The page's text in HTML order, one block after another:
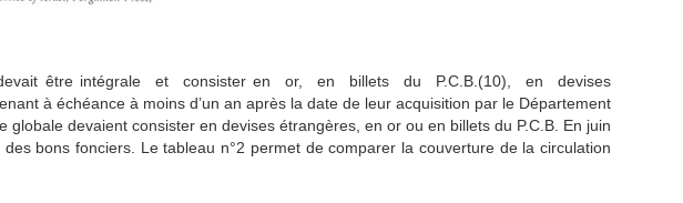
devait être intégrale et consister en or, en billets du P.C.B.(10), en devises
à échéance à moins d’un an après la date de leur acquisition par le Département
globale devaient consister en devises étrangères, en or ou en billets du P.C.B. En juin
bons fonciers. Le tableau n°2 permet de comparer la couverture de la circulation